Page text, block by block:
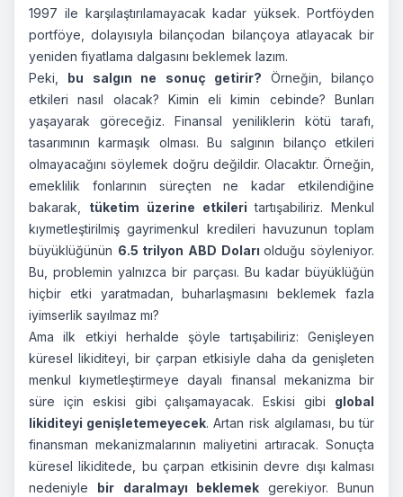
1997 ile karşılaştırılamayacak kadar yüksek. Portföyden
portföye, dolayısıyla bilançodan bilançoya atlayacak bir
yeniden fiyatlama dalgasını beklemek lazım.
Peki, bu salgın ne sonuç getirir? Örneğin, bilanço
etkileri nasıl olacak? Kimin eli kimin cebinde? Bunları
yaşayarak göreceğiz. Finansal yeniliklerin kötü tarafı,
tasarımının karmaşık olması. Bu salgının bilanço etkileri
olmayacağını söylemek doğru değildir. Olacaktır. Örneğin,
emeklilik fonlarının süreçten ne kadar etkilendiğine
bakarak, tüketim üzerine etkileritartışabiliriz. Menkul
kıymetleştirilmiş gayrimenkul kredileri havuzunun toplam
büyüklüğünün 6.5 trilyon ABD Dolarıolduğu söyleniyor.
Bu, problemin yalnızca bir parçası. Bu kadar büyüklüğün
hiçbir etki yaratmadan, buharlaşmasını beklemek fazla
iyimserlik sayılmaz mı?
Ama ilk etkiyi herhalde şöyle tartışabiliriz: Genişleyen
küresel likiditeyi, bir çarpan etkisiyle daha da genişleten
menkul kıymetleştirmeye dayalı finansal mekanizma bir
süre için eskisi gibi çalışamayacak. Eskisi gibi global
likiditeyi genişletemeyecek. Artan risk algılaması, bu tür
finansman mekanizmalarının maliyetini artıracak. Sonuçta
küresel likiditede, bu çarpan etkisinin devre dışı kalması
nedeniyle bir daralmayı beklemek gerekiyor. Bunun